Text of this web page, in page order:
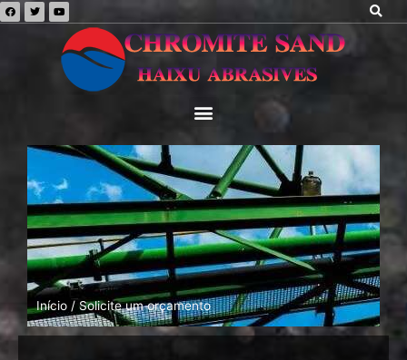
Início / Solicite um orçamento